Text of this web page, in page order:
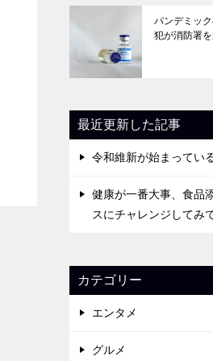
パンデミッ
犯が消防署
最近更新した記事
令和維新が始まってい
健康が一番大事、食品
スにチャレンジしてみ
カテゴリー
エンタメ
グルメ